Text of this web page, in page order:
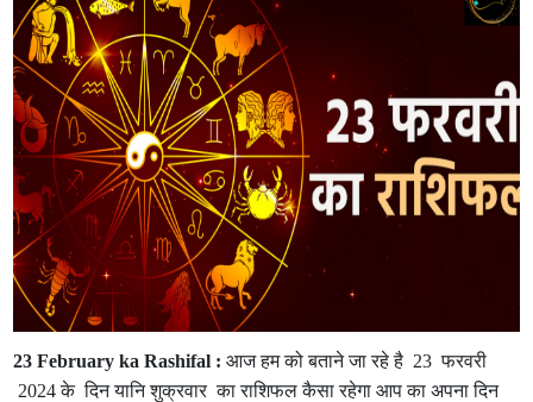
23 February ka Rashifal :आज हम को बताने जा रहे है 23 फरवरी
2024 के दिन यानि शुक्रवार का राशिफल कैसा रहेगा आप का अपना दिन